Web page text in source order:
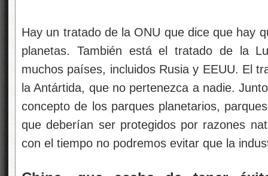
Hay un tratado de la ONU que dice que hay
planetas. También está el tratado de la
muchos países, incluidos Rusia y EEUU. El
la Antártida, que no pertenezca a nadie.
concepto de los parques planetarios,
que deberían ser protegidos por razones
con el tiempo no podremos evitar que la